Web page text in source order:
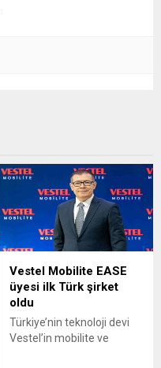
Vestel Mobilite EASE
üyesi ilk Türk şirket
oldu
Türkiye’nin teknoloji devi
Vestel’in mobilite ve